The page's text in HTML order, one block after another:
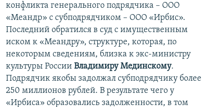
конфликта генерального подрядчика – ООО
«Меандр» с субподрядчиком – ООО «Ирбис».
Последний обратился в суд с имущественным
иском к «Меандру», структуре, которая, по
некоторым сведениям, близка к экс-министру
культуры России Владимиру Мединскому.
Подрядчик якобы задолжал субподрядчику более
250 миллионов рублей. В результате чего у
«Ирбиса» образовались задолженности, в том